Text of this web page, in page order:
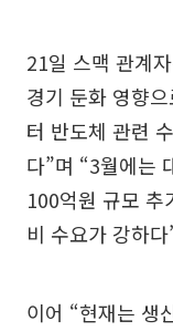
21일 스맥 관계
경기 둔화 영향
터 반도체 관련
다”며 “3월에는
100억원 규모 추
비 수요가 강하
이어 “현재는 생